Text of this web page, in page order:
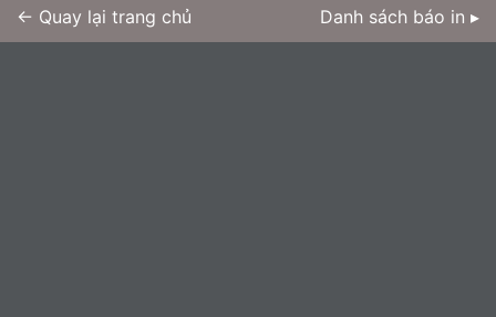
← Quay lại trang chủ Danh sách báo in ▸